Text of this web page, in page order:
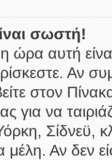
σωστή!
η ώρα αυτή
Αν
στον
για να
Σίδνεϋ,
μέλη. Αν δεν